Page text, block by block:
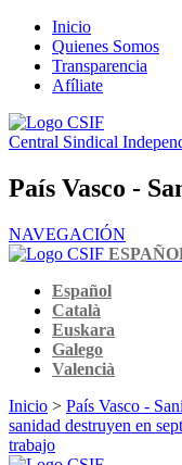
Inicio
Quienes Somos
Transparencia
Afíliate
Central Sindical
País Vasco -
NAVEGACIÓN
Español
Català
Euskara
Galego
Valencià
Inicio > País Vasco -
sanidad destruyen en
trabajo